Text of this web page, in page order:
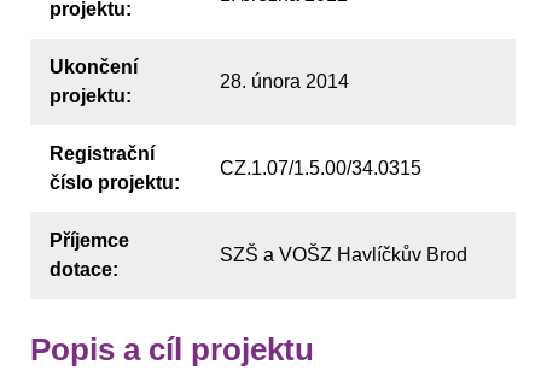
projektu:
Ukončení
projektu:
28. února 2014
Registrační
číslo projektu:
CZ.1.07/1.5.00/34.0315
Příjemce
dotace:
SZŠ a VOŠZ Havlíčkův Brod
Popis a cíl projektu